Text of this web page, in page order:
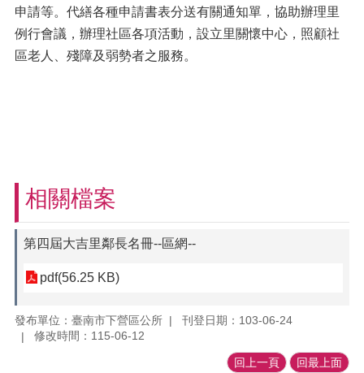
申請等。代繕各種申請書表分送有關通知單，協助辦理里
例行會議，辦理社區各項活動，設立里關懷中心，照顧社
區老人、殘障及弱勢者之服務。
相關檔案
第四屆大吉里鄰長名冊--區網--
pdf(56.25 KB)
發布單位：臺南市下營區公所
刊登日期：103-06-24
修改時間：115-06-12
回上一頁 回最上面